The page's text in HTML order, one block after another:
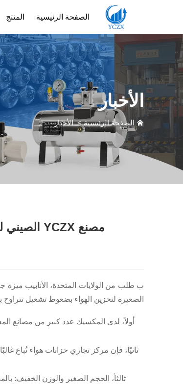
الصفحة الرئيسية المنتج
الأخبار
الصفحة الرئيسية>الأخبار
مصنع YCZX الصيني لخزانات استقبال الهواء يبحث عن وكيل مكسيكي لسوق خزانات الهواء في المكسيك
ب طلب من الولايات المتحدة، الأنابيب ميزة
الصغيرة لتخزين الهواء بضغوط تشغيل تتراوح بين 8-12 بار وسعة أقل من متر
أولاً، لدى المكسيك عدد كبير من مصانع
ثانيًا، فإن مركز تجاري خزانات هواء تُباع غالبًا
ثالثاً، الحجم الصغير والوزن الخفيف: